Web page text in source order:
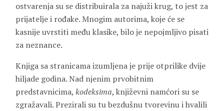
ostvarenja su se distribuirala za najuži krug, to jest za
prijatelje i rođake. Mnogim autorima, koje će se
kasnije uvrstiti među klasike, bilo je nepojmljivo pisati
za neznance.
Knjiga sa stranicama izumljena je prije otprilike dvije
hiljade godina. Nad njenim prvobitnim
predstavnicima, kodeksima, književni namćori su se
zgražavali. Prezirali su tu bezdušnu tvorevinu i hvalili